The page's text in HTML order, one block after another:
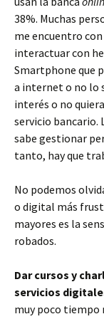
38%. Muchas
me encuentro con
interactuar con
Smartphone que
a internet o no lo
interés o no
servicio bancario.
sabe gestionar
tanto, hay que
No podemos
o digital más
mayores es la
robados.
Dar cursos y
servicios
muy poco tiempo